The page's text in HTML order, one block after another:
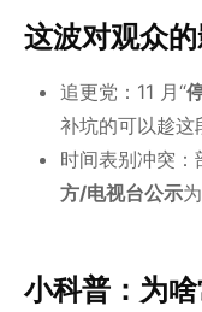
这波对观众
追更党：11 月“
补坑的可以趁这
时间表别冲突：
方/电视台公示
小科普：为啥